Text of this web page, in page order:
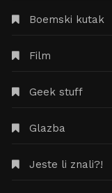
Boemski kutak
Film
Geek stuff
Glazba
Jeste li znali?!